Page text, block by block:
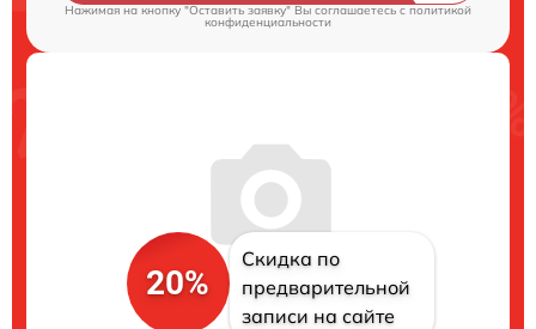
Нажимая на кнопку "Оставить заявку" Вы соглашаетесь cполитикой
конфиденциальности
20%
Скидка по
предварительной
записи на сайте